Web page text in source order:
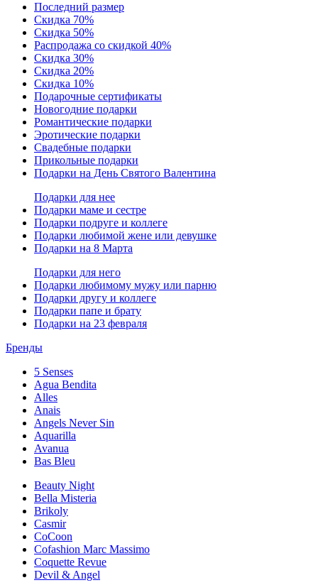
Последний размер
Скидка 70%
Скидка 50%
Распродажа со скидкой 40%
Скидка 30%
Скидка 20%
Скидка 10%
Подарочные сертификаты
Новогодние подарки
Романтические подарки
Эротические подарки
Свадебные подарки
Прикольные подарки
Подарки на День Святого Валентина
Подарки для нее
Подарки маме и сестре
Подарки подруге и коллеге
Подарки любимой жене или девушке
Подарки на 8 Марта
Подарки для него
Подарки любимому мужу или парню
Подарки другу и коллеге
Подарки папе и брату
Подарки на 23 февраля
Бренды
5 Senses
Agua Bendita
Alles
Anais
Angels Never Sin
Aquarilla
Avanua
Bas Bleu
Beauty Night
Bella Misteria
Brikoly
Casmir
CoCoon
Cofashion Marc Massimo
Coquette Revue
Devil & Angel